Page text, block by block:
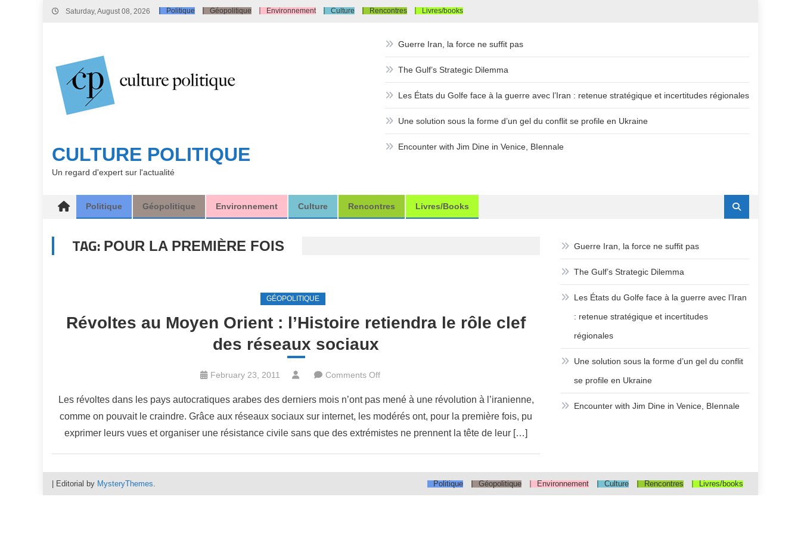
Skip
Saturday, August 08, 2026 Politique Géopolitique Environnement Culture Rencontres Livres/books
CULTURE POLITIQUE
Un regard d'expert sur l'actualité
Guerre Iran, la force ne suffit pas
The Gulf’s Strategic Dilemma
Les États du Golfe face à la guerre avec l’Iran : retenue stratégique et incertitudes régionales
Une solution sous la forme d’un gel du conflit se profile en Ukraine
Encounter with Jim Dine in Venice, BIennale
Politique Géopolitique Environnement Culture Rencontres Livres/books
TAG: POUR LA PREMIÈRE FOIS
GÉOPOLITIQUE
Révoltes au Moyen Orient : l’Histoire retiendra le rôle clef
des réseaux sociaux
February 23, 2011 Comments Offon
au
Moyen
Orient
Les révoltes dans les pays autocratiques arabes des derniers mois n’ont pas mené à une révolution à l’iranienne,
comme on pouvait le craindre. Grâce aux réseaux sociaux sur internet, les modérés ont, pour la première fois, pu
exprimer leurs vues et organiser une résistance civile sans que des extrémistes ne prennent la tête de leur […]
Guerre Iran, la force ne suffit pas
The Gulf’s Strategic Dilemma
Les États du Golfe face à la guerre avec l’Iran
: retenue stratégique et incertitudes
régionales
Une solution sous la forme d’un gel du conflit
se profile en Ukraine
Encounter with Jim Dine in Venice, BIennale
Editorial by MysteryThemes. Politique Géopolitique Environnement Culture Rencontres Livres/books